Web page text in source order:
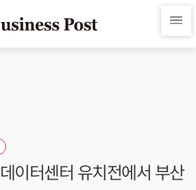
이터센터 유치전에서 부산